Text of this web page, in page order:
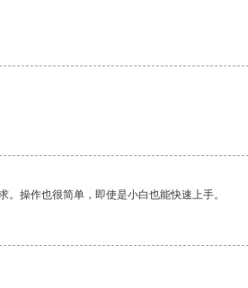
操作也很简单，即使是小白也能快速上手。